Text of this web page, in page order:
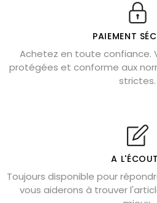
Véritable citrine naturelle non
Où placer la citrine dans la
Cornaline : propriétés magiques
Capricorne : quelles pierres
Shungite : purification et
Bagues en labradorite argent 925
Lapis lazuli : propriétés et
PAIEMENT
Achetez en toute confiance.
protégées et conforme aux
strictes.
A
Toujours disponible pour
vous aiderons à trouver